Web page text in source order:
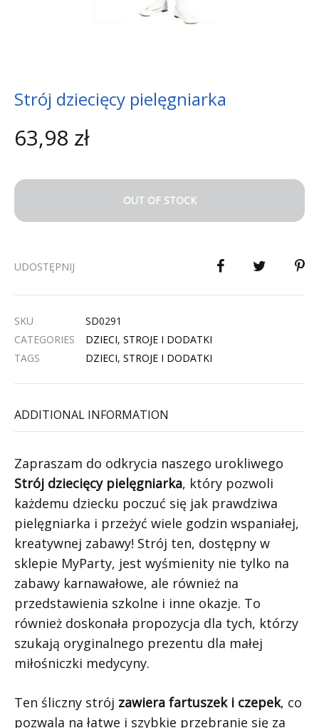
Strój dziecięcy pielęgniarka
63,98 zł
OUT OF STOCK
UDOSTĘPNIJ
SKU
SD0291
CATEGORIES
DZIECI, STROJE I DODATKI
TAGS
DZIECI, STROJE I DODATKI
ADDITIONAL INFORMATION
Zapraszam do odkrycia naszego urokliwego
Strój dziecięcy pielęgniarka, który pozwoli
każdemu dziecku poczuć się jak prawdziwa
pielęgniarka i przeżyć wiele godzin wspaniałej,
kreatywnej zabawy! Strój ten, dostępny w
sklepie MyParty, jest wyśmienity nie tylko na
zabawy karnawałowe, ale również na
przedstawienia szkolne i inne okazje. To
również doskonała propozycja dla tych, którzy
szukają oryginalnego prezentu dla małej
miłośniczki medycyny.
Ten śliczny strój zawiera fartuszek i czepek, co
pozwala na łatwe i szybkie przebranie się za